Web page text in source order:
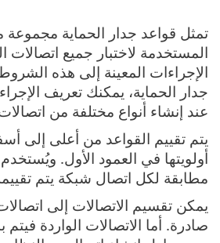
تمثل قواعد جدار الحماية
المستخدمة لاختبار جميع اتصالات
الإجراءات المعينة إلى هذه
جدار الحماية، يمكنك تعريف
عند إنشاء أنواع مختلفة من
يتم تقييم القواعد من أعلى إلى
أولويتها في العمود الأول.
مطابقة لكل اتصال شبكة يتم
يمكن تقسيم الاتصالات إلى
صادرة. أما الاتصالات الواردة